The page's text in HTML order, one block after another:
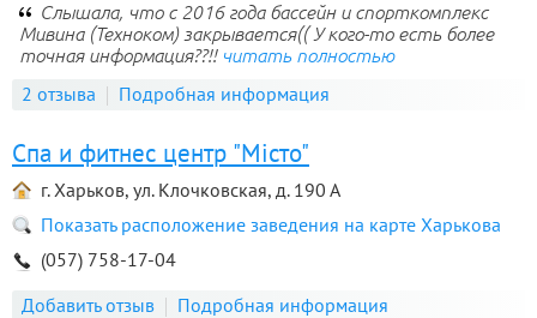
Слышала, что с 2016 года бассейн и спорткомплекс
Мивина (Техноком) закрывается(( У кого-то есть более
точная информация??!! читать полностью
2 отзыва Подробная информация
Спа и фитнес центр "Мiсто"
г. Харьков, ул. Клочковская, д. 190 А
Показать расположение заведения на карте Харькова
(057) 758-17-04
Добавить отзыв
Подробная информация